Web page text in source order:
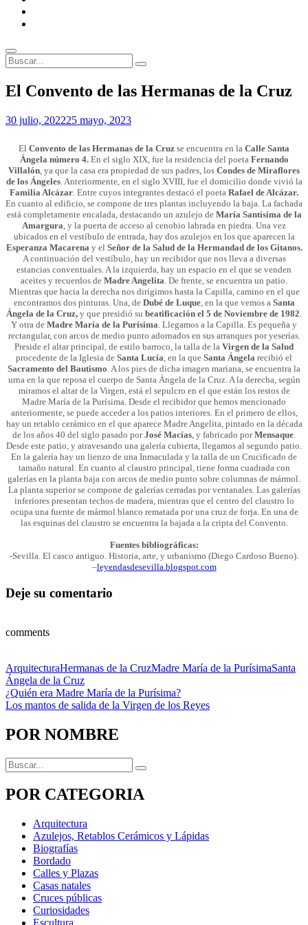
Buscar
Buscar:
Superposición
del
El Convento de las Hermanas de la Cruz
Por
Sevilla
30 julio, 202225 mayo, 2023
El Convento de las Hermanas de la Cruz se encuentra en la Calle Santa
Ángela número 4. En el siglo XIX, fue la residencia del poeta Fernando
Villalón, ya que la casa era propiedad de sus padres, los Condes de Miraflores
de los Ángeles. Anteriormente, en el siglo XVIII, fue el domicilio donde vivió la
Familia Alcázar. Entre cuyos integrantes destacó el poeta Rafael de Alcázar.
En cuanto al edificio, se compone de tres plantas incluyendo la baja. La fachada
está completamente encalada, destacando un azulejo de María Santísima de la
Amargura, y la puerta de acceso al cenobio labrada en piedra. Una vez
ubicados en el vestíbulo de entrada, hay dos azulejos en los que aparecen la
Esperanza Macarena y el Señor de la Salud de la Hermandad de los Gitanos.
A continuación del vestíbulo, hay un recibidor que nos lleva a diversas
estancias conventuales. A la izquierda, hay un espacio en el que se venden
aceites y recuerdos de Madre Angelita. De frente, se encuentra un patio.
Mientras que hacia la derecha nos dirigimos hasta la Capilla, camino en el que
encontramos dos pinturas. Una, de Dubé de Luque, en la que vemos a Santa
Ángela de la Cruz, y que presidió su beatificación el 5 de Noviembre de 1982.
Y otra de Madre María de la Purísima. Llegamos a la Capilla. Es pequeña y
rectangular, con arcos de medio punto adornados en sus arranques por yeserías.
Preside el altar principal, de estilo barroco, la talla de la Virgen de la Salud
procedente de la Iglesia de Santa Lucía, en la que Santa Ángela recibió el
Sacramento del Bautismo. A los pies de dicha imagen mariana, se encuentra la
urna en la que reposa el cuerpo de Santa Ángela de la Cruz. A la derecha, según
miramos el altar de la Virgen, está el sepulcro en el que están los restos de
Madre María de la Purísima. Desde el recibidor que hemos mencionado
anteriormente, se puede acceder a los patios interiores. En el primero de ellos,
hay un retablo cerámico en el que aparece Madre Angelita, pintado en la década
de los años 40 del siglo pasado porJosé Macías, y fabricado porMensaque.
Desde este patio, y atravesando una galería cubierta, llegamos al segundo patio.
En la galería hay un lienzo de una Inmaculada y la talla de un Crucificado de
tamaño natural. En cuanto al claustro principal, tiene forma cuadrada con
galerías en la planta baja con arcos de medio punto sobre columnas de mármol.
La planta superior se compone de galerías cerradas por ventanales. Las galerías
inferiores presentan techos de madera, mientras que el centro del claustro lo
ocupa una fuente de mármol blanco rematada por una cruz de forja. En una de
las esquinas del claustro se encuentra la bajada a la cripta del Convento.
Fuentes bibliográficas:
-Sevilla. El casco antiguo. Historia, arte, y urbanismo (Diego Cardoso Bueno).
–leyendasdesevilla.blogspot.com
Deje su comentario
comments
Categorías
ArquitecturaEtiquetas
Hermanas de la CruzMadre María de la PurísimaSanta
Ángela de la Cruz
Navegación
de
entradas
Anterior
¿Quién era Madre María de la Purísima?
Siguiente
Los mantos de salida de la Virgen de los Reyes
POR NOMBRE
Buscar:
POR CATEGORIA
Arquitectura
Azulejos, Retablos Cerámicos y Lápidas
Biografías
Bordado
Calles y Plazas
Casas natales
Cruces públicas
Curiosidades